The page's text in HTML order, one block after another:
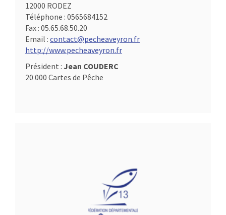
12000 RODEZ
Téléphone : 0565684152
Fax : 05.65.68.50.20
Email : contact@pecheaveyron.fr
http://www.pecheaveyron.fr
Président : Jean COUDERC
20 000 Cartes de Pêche